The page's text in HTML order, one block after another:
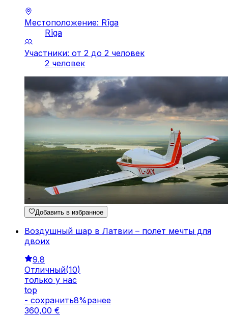
Местоположение: Rīga
Rīga
Участники: от 2 до 2 человек
2 человек
Добавить в избранное
Воздушный шар в Латвии – полет мечты для
двоих
9.8
Отличный(10)
только у нас
top
- cохранить8%ранее
360,00 €